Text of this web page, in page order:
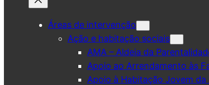
Áreas de intervenção
Ação e habitação sociais
AMA – Aldeia da
Apoio ao Arrendamento às
Apoio à Habitação Jovem da